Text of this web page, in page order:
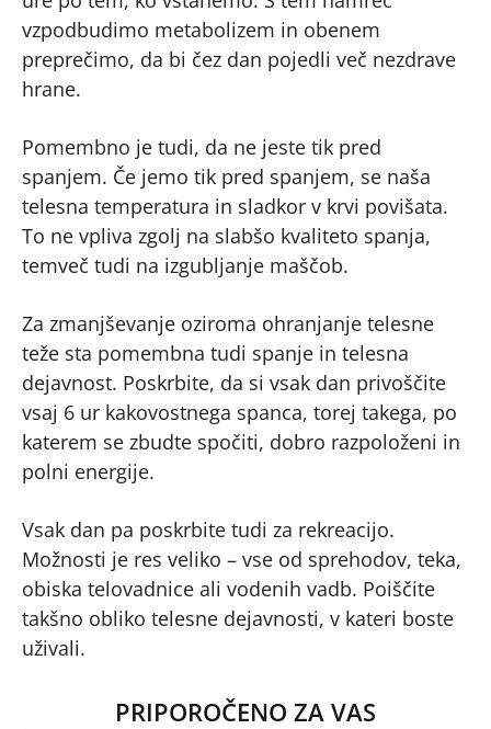
vzpodbudimo metabolizem in obenem
preprečimo, da bi čez dan pojedli več nezdrave
hrane.
Pomembno je tudi, da ne jeste tik pred
spanjem. Če jemo tik pred spanjem, se naša
telesna temperatura in sladkor v krvi povišata.
To ne vpliva zgolj na slabšo kvaliteto spanja,
temveč tudi na izgubljanje maščob.
Za zmanjševanje oziroma ohranjanje telesne
teže sta pomembna tudi spanje in telesna
dejavnost. Poskrbite, da si vsak dan privoščite
vsaj 6 ur kakovostnega spanca, torej takega, po
katerem se zbudte spočiti, dobro razpoloženi in
polni energije.
Vsak dan pa poskrbite tudi za rekreacijo.
Možnosti je res veliko – vse od sprehodov, teka,
obiska telovadnice ali vodenih vadb. Poiščite
takšno obliko telesne dejavnosti, v kateri boste
uživali.
PRIPOROČENO ZA VAS